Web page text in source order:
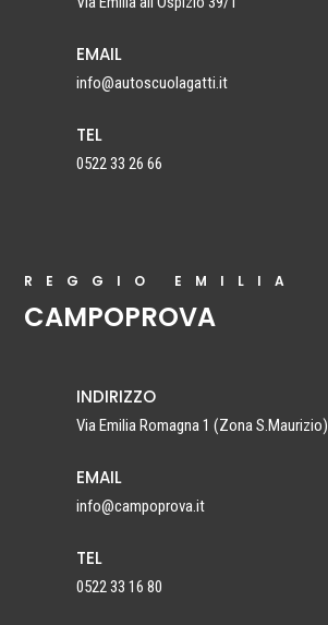
EMAIL
info@autoscuolagatti.it
TEL
0522 33 26 66
REGGIO EMILIA
CAMPOPROVA
INDIRIZZO
Via Emilia Romagna 1 (Zona S.Maurizio)
EMAIL
info@campoprova.it
TEL
0522 33 16 80